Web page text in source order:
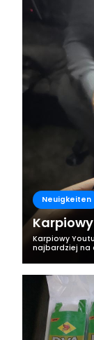
Neuigkeiten
Karpiowy
Karpiowy
najbardziej na
pytaniami